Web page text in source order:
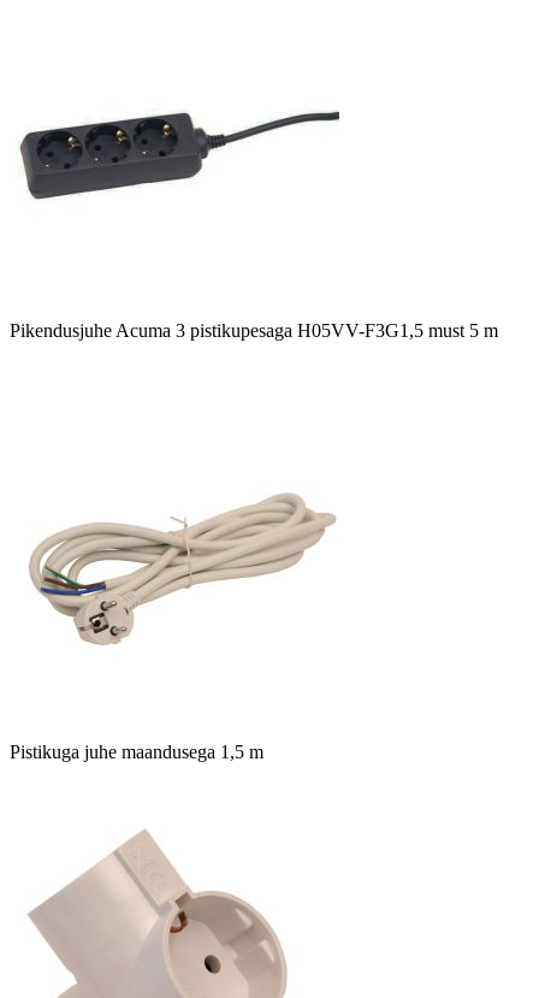
Pikendusjuhe Acuma 3 pistikupesaga H05VV-F3G1,5 must 5 m
Pistikuga juhe maandusega 1,5 m